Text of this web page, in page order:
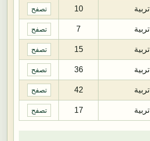
تربية 10 تصفح
تربية 7 تصفح
تربية 15 تصفح
تربية 36 تصفح
تربية 42 تصفح
تربية 17 تصفح